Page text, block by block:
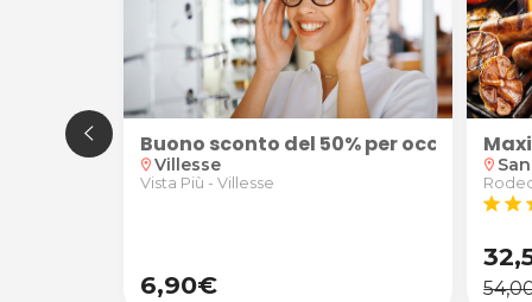
matematica, fisica, inglese, tedesco, spagnolo,
Buono sconto del 50% per occhiali
location_onVillesse
Vista Più - Villesse
6,90€
location_on
star star